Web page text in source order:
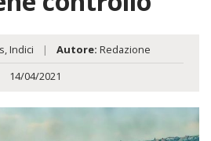
,Indici | Autore: Redazione
14/04/2021